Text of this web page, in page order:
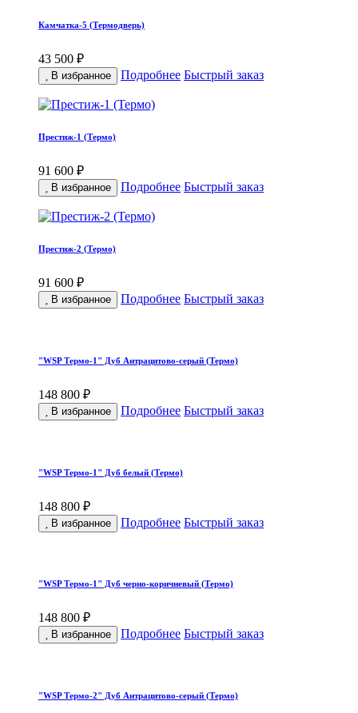
Камчатка-5 (Термодверь)
43 500 ₽
В избранное Подробнее Быстрый заказ
Престиж-1 (Термо)
91 600 ₽
В избранное Подробнее Быстрый заказ
Престиж-2 (Термо)
91 600 ₽
В избранное Подробнее Быстрый заказ
"WSP Термо-1" Дуб Антрацитово-серый (Термо)
148 800 ₽
В избранное Подробнее Быстрый заказ
"WSP Термо-1" Дуб белый (Термо)
148 800 ₽
В избранное Подробнее Быстрый заказ
"WSP Термо-1" Дуб черно-коричневый (Термо)
148 800 ₽
В избранное Подробнее Быстрый заказ
"WSP Термо-2" Дуб Антрацитово-серый (Термо)